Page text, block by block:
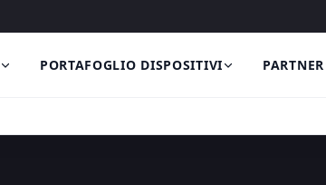
PORTAFOGLIO DISPOSITIVI PARTNER